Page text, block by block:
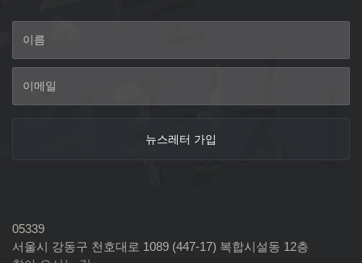
05339
서울시 강동구 천호대로 1089 (447-17) 복합시설동 12층